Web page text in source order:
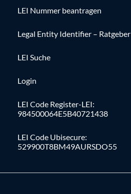
LEI Nummer beantragen
Legal Entity Identifier – Ratgeber
LEI Suche
Login
LEI Code Register-LEI:
984500064E5B40721438
LEI Code Ubisecure:
529900T8BM49AURSDO55